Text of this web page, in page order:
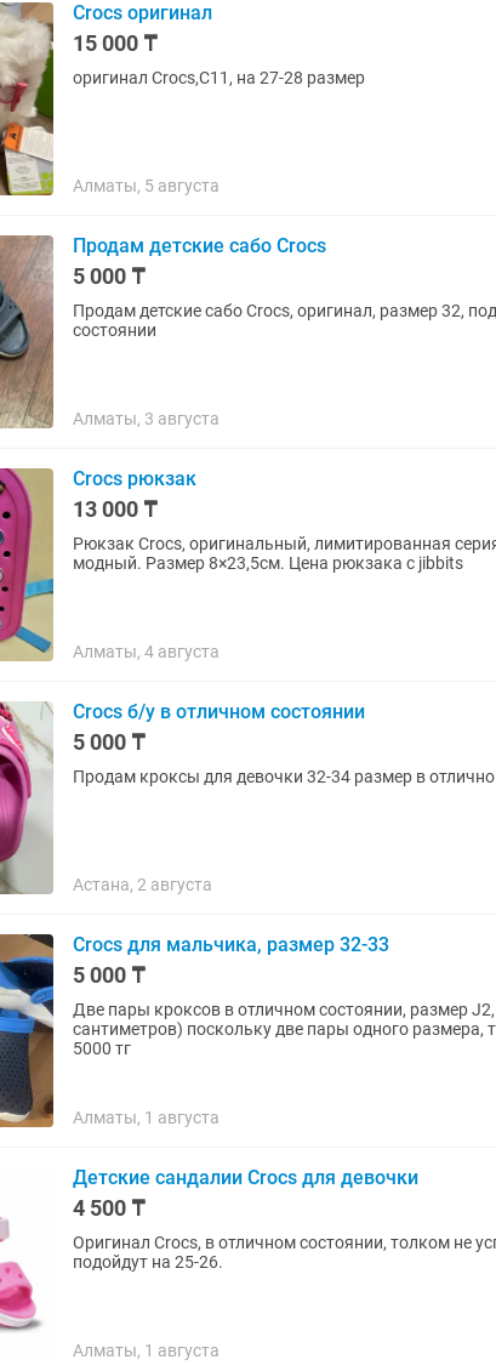
Crocs оригинал
15 000 ₸
оригинал Crocs,C11, на 27-28 размер
Алматы, 5 августа
Продам детские сабо Crocs
5 000 ₸
Продам детские сабо Crocs, оригинал, размер 32,
состоянии
Алматы, 3 августа
Crocs рюкзак
13 000 ₸
Рюкзак Crocs, оригинальный, лимитированная
модный. Размер 8×23,5см. Цена рюкзака c jibbits
Алматы, 4 августа
Crocs б/у в отличном состоянии
5 000 ₸
Продам кроксы для девочки 32-34 размер в
Астана, 2 августа
Crocs для мальчика, размер 32-33
5 000 ₸
Две пары кроксов в отличном состоянии, размер
сантиметров) поскольку две пары одного размера,
5000 тг
Алматы, 1 августа
Детские сандалии Crocs для девочки
4 500 ₸
Оригинал Crocs, в отличном состоянии, толком не
подойдут на 25-26.
Алматы, 1 августа